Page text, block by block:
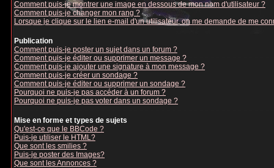
Comment puis-je montrer une image en dessous de mon nom d'utilisateur ?
Comment puis-je changer mon rang ?
Lorsque je clique sur le lien e-mail d'un utilisateur, on me demande de me
Publication
Comment puis-je poster un sujet dans un forum ?
Comment puis-je éditer ou supprimer un message ?
Comment puis-je ajouter une signature à mon message ?
Comment puis-je créer un sondage ?
Comment puis-je éditer ou supprimer un sondage ?
Pourquoi ne puis-je pas accéder à un forum ?
Pourquoi ne puis-je pas voter dans un sondage ?
Mise en forme et types de sujets
Qu'est-ce que le BBCode ?
Puis-je utiliser le HTML?
Que sont les smilies ?
Puis-je poster des Images?
Que sont les Annonces ?